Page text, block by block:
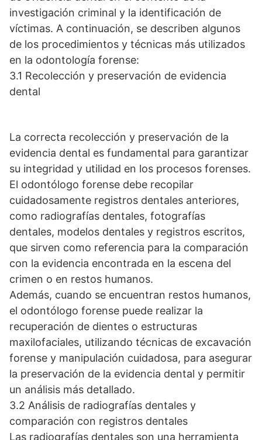
investigación criminal y la identificación de
víctimas. A continuación, se describen algunos
de los procedimientos y técnicas más utilizados
en la odontología forense:
3.1 Recolección y preservación de evidencia
dental
La correcta recolección y preservación de la
evidencia dental es fundamental para garantizar
su integridad y utilidad en los procesos forenses.
El odontólogo forense debe recopilar
cuidadosamente registros dentales anteriores,
como radiografías dentales, fotografías
dentales, modelos dentales y registros escritos,
que sirven como referencia para la comparación
con la evidencia encontrada en la escena del
crimen o en restos humanos.
Además, cuando se encuentran restos humanos,
el odontólogo forense puede realizar la
recuperación de dientes o estructuras
maxilofaciales, utilizando técnicas de excavación
forense y manipulación cuidadosa, para asegurar
la preservación de la evidencia dental y permitir
un análisis más detallado.
3.2 Análisis de radiografías dentales y
comparación con registros dentales
Las radiografías dentales son una herramienta